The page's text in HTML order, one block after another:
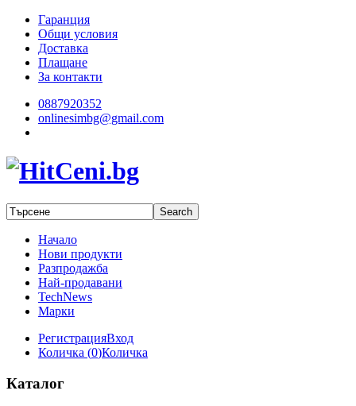
Гаранция
Общи условия
Доставка
Плащане
За контакти
0887920352
onlinesimbg@gmail.com
Начало
Нови продукти
Разпродажба
Най-продавани
TechNews
Марки
РегистрацияВход
Количка (0)Количка
Каталог